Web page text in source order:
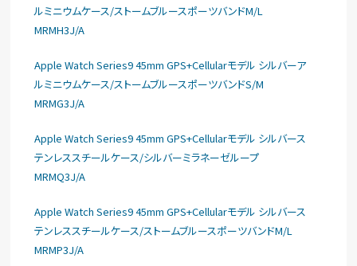
ルミニウムケース/ストームブルースポーツバンドM/L
MRMH3J/A
Apple Watch Series9 45mm GPS+Cellularモデル シルバーア
ルミニウムケース/ストームブルースポーツバンドS/M
MRMG3J/A
Apple Watch Series9 45mm GPS+Cellularモデル シルバース
テンレススチールケース/シルバーミラネーゼループ
MRMQ3J/A
Apple Watch Series9 45mm GPS+Cellularモデル シルバース
テンレススチールケース/ストームブルースポーツバンドM/L
MRMP3J/A